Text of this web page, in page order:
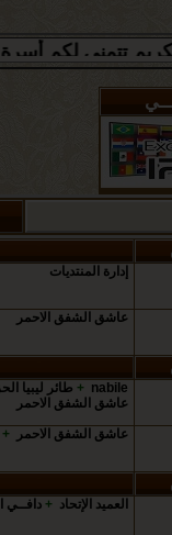
31 صيام مقبول وذنب مغفور
إدارة المنتديات
عاشق ‏الشفق الاحمر
nabile
+ طائر ليبيا
عاشق ‏الشفق الاحمر
عاشق ‏الشفق الاحمر
العميد الإتحاد +دافــي